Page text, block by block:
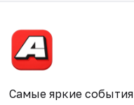
Самые яркие